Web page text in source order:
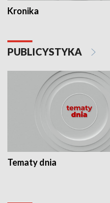
Kronika
PUBLICYSTYKA
Tematy dnia